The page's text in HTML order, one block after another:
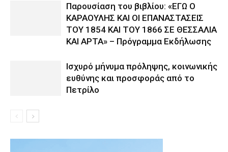
Παρουσίαση του βιβλίου: «ΕΓΩ Ο
ΚΑΡΑΟΥΛΗΣ ΚΑΙ ΟΙ ΕΠΑΝΑΣΤΑΣΕΙΣ
ΤΟΥ 1854 ΚΑΙ ΤΟΥ 1866 ΣΕ ΘΕΣΣΑΛΙΑ
ΚΑΙ ΑΡΤΑ» – Πρόγραμμα Εκδήλωσης
Ισχυρό μήνυμα πρόληψης, κοινωνικής
ευθύνης και προσφοράς από το
Πετρίλο